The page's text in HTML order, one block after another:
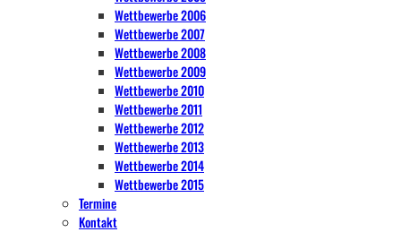
Wettbewerbe 2006
Wettbewerbe 2007
Wettbewerbe 2008
Wettbewerbe 2009
Wettbewerbe 2010
Wettbewerbe 2011
Wettbewerbe 2012
Wettbewerbe 2013
Wettbewerbe 2014
Wettbewerbe 2015
Termine
Kontakt